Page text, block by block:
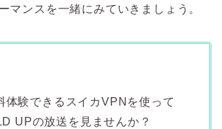
マンスを一緒にみていきましょう。
体験できるスイカVPNを使って
UPの放送を見ませんか？